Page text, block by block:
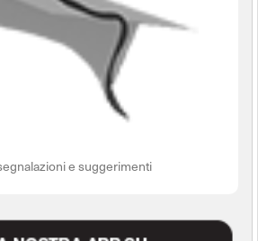
e suggerimenti